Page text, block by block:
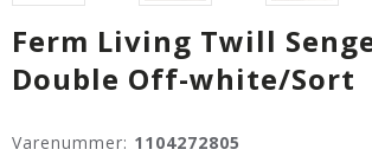
Ferm Living Twill
Double Off-white/Sort
Varenummer: 1104272805